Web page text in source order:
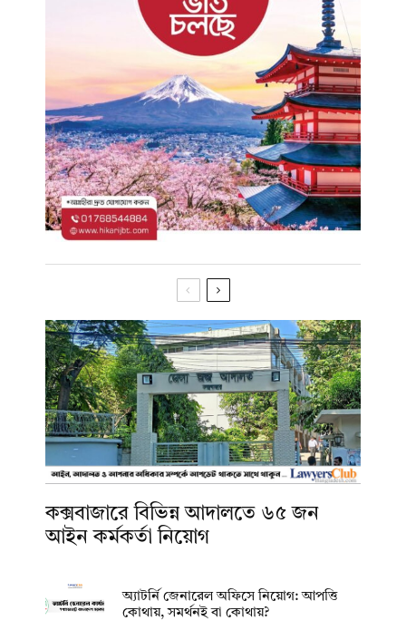
কক্সবাজারে বিভিন্ন আদালতে ৬৫ জন
আইন কর্মকর্তা নিয়োগ
অ্যাটর্নি জেনারেল অফিসে নিয়োগ: আপত্তি
কোথায়, সমর্থনই বা কোথায়?